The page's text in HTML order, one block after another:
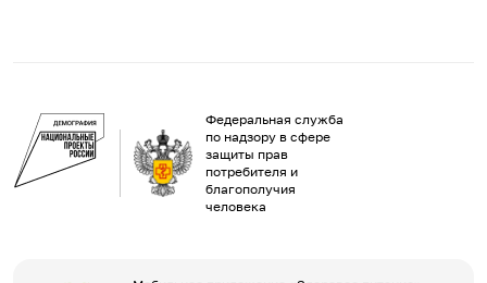
Федеральная служба
по надзору в сфере
защиты прав
потребителя и
благополучия
человека